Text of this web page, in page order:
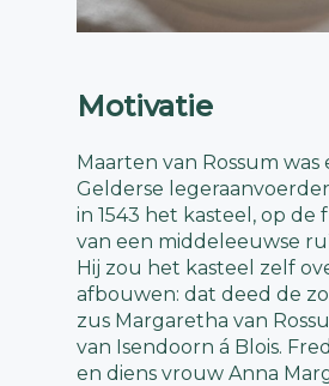
Motivatie
Maarten van Rossum was
Gelderse
in 1543 het kasteel, op
van een middeleeuwse
Hij zou het kasteel zelf
afbouwen: dat deed de
zus Margaretha van
van Isendoorn á Blois.
en diens vrouw Anna